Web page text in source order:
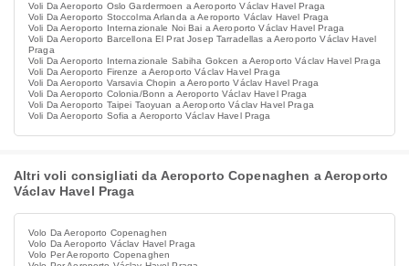
Voli Da Aeroporto Oslo Gardermoen a Aeroporto Václav Havel Praga
Voli Da Aeroporto Stoccolma Arlanda a Aeroporto Václav Havel Praga
Voli Da Aeroporto Internazionale Noi Bai a Aeroporto Václav Havel Praga
Voli Da Aeroporto Barcellona El Prat Josep Tarradellas a Aeroporto Václav Havel
Praga
Voli Da Aeroporto Internazionale Sabiha Gokcen a Aeroporto Václav Havel Praga
Voli Da Aeroporto Firenze a Aeroporto Václav Havel Praga
Voli Da Aeroporto Varsavia Chopin a Aeroporto Václav Havel Praga
Voli Da Aeroporto Colonia/Bonn a Aeroporto Václav Havel Praga
Voli Da Aeroporto Taipei Taoyuan a Aeroporto Václav Havel Praga
Voli Da Aeroporto Sofia a Aeroporto Václav Havel Praga
Altri voli consigliati da Aeroporto Copenaghen a Aeroporto
Václav Havel Praga
Volo Da Aeroporto Copenaghen
Volo Da Aeroporto Václav Havel Praga
Volo Per Aeroporto Copenaghen